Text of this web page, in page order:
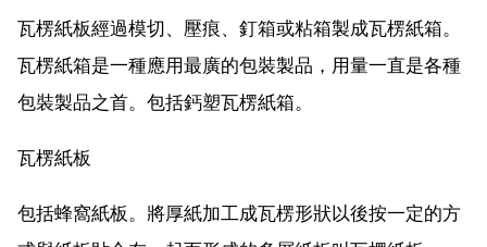
瓦楞紙板經過模切、壓痕、釘箱或粘箱製成瓦楞紙箱。
瓦楞紙箱是一種應用最廣的包裝製品，用量一直是各種
包裝製品之首。包括鈣塑瓦楞紙箱。
瓦楞紙板
包括蜂窩紙板。將厚紙加工成瓦楞形狀以後按一定的方